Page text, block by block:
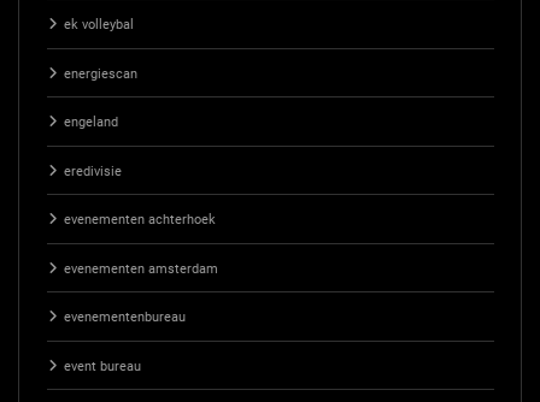
ek volleybal
energiescan
engeland
eredivisie
evenementen achterhoek
evenementen amsterdam
evenementenbureau
event bureau